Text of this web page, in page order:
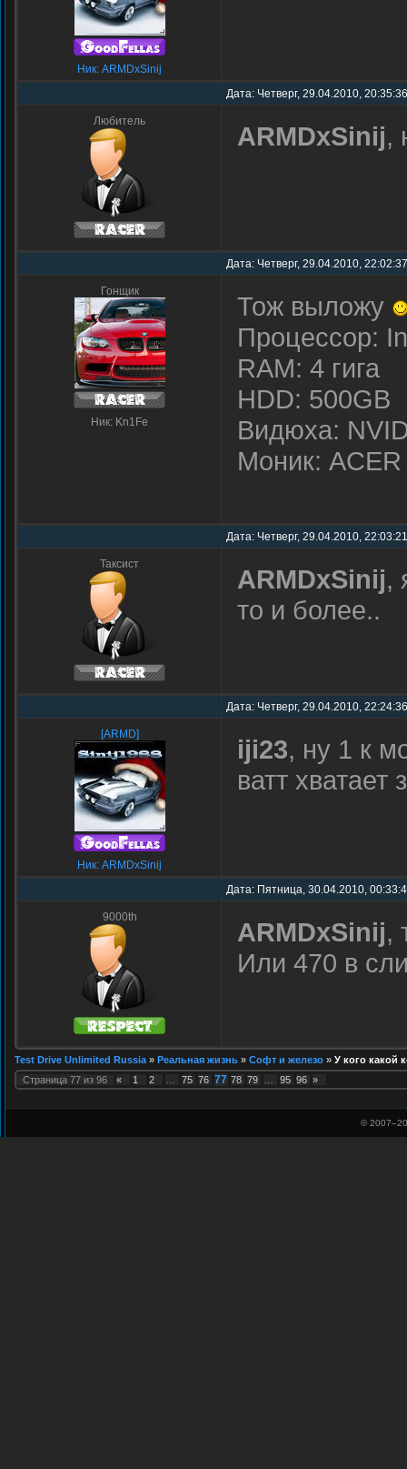
Ник: ARMDxSinij
Дата: Четверг, 29.04.2010,
Любитель ARMDxSinij,
Дата: Четверг, 29.04.2010,
Гонщик
Ник: Kn1Fe
Тож выложу
Процессор:
RAM: 4 гига
HDD: 500GB
Видюха:
Моник:
Дата: Четверг, 29.04.2010,
Таксист ARMDxSinij,
то и более..
Дата: Четверг, 29.04.2010,
[ARMD]
Ник: ARMDxSinij
iji23, ну 1 к
ватт хватает
Дата: Пятница, 30.04.2010,
9000th ARMDxSinij,
Или 470 в
Test Drive Unlimited Russia » Реальная жизнь » Софт и железо » У кого какой
Страница 77 из 96 « 1 2 75 76 77 78 79 95 96 »
© 2007–